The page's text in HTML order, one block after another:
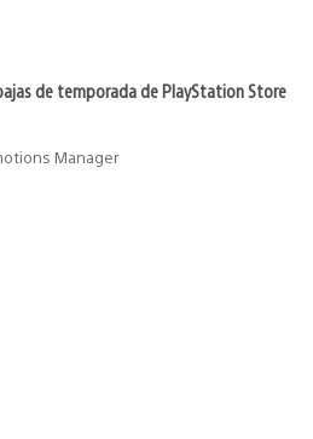
de temporada de PlayStation Store
Manager